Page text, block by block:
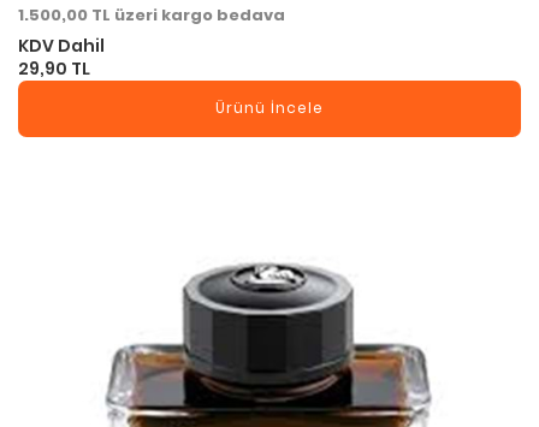
1.500,00 TL üzeri kargo bedava
KDV Dahil
29,90 TL
Ürünü İncele